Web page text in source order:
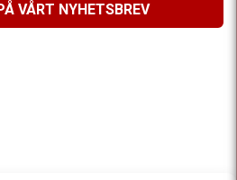
VÅRT NYHETSBREV